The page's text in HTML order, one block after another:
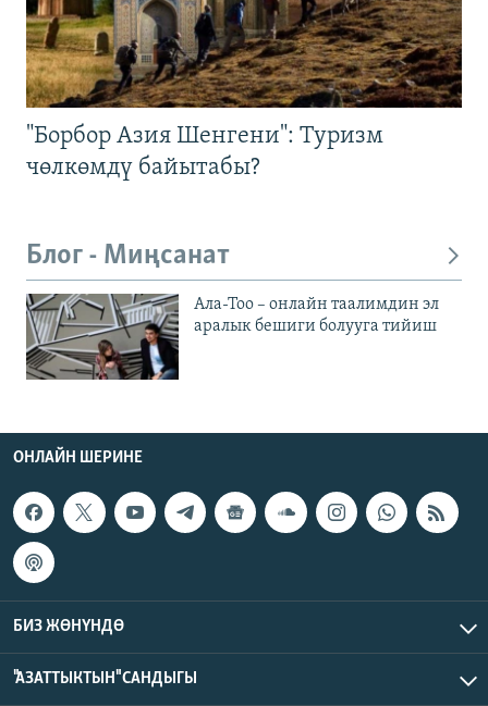
"Борбор Азия Шенгени": Туризм
чөлкөмдү байытабы?
Блог - Миңсанат
Ала-Тоо – онлайн таалимдин эл
аралык бешиги болууга тийиш
ОНЛАЙН ШЕРИНЕ
БИЗ ЖӨНҮНДӨ
"АЗАТТЫКТЫН" САНДЫГЫ